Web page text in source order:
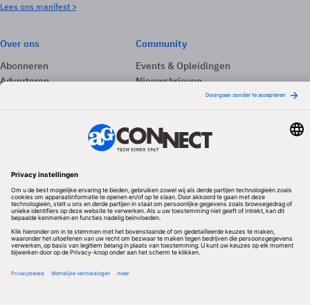
Lees ons manifest >
Over ons
Abonneren
Adverteren
Community
Events & Opleidingen
Nieuwsbrieven
Volg ons
Redactionele partner